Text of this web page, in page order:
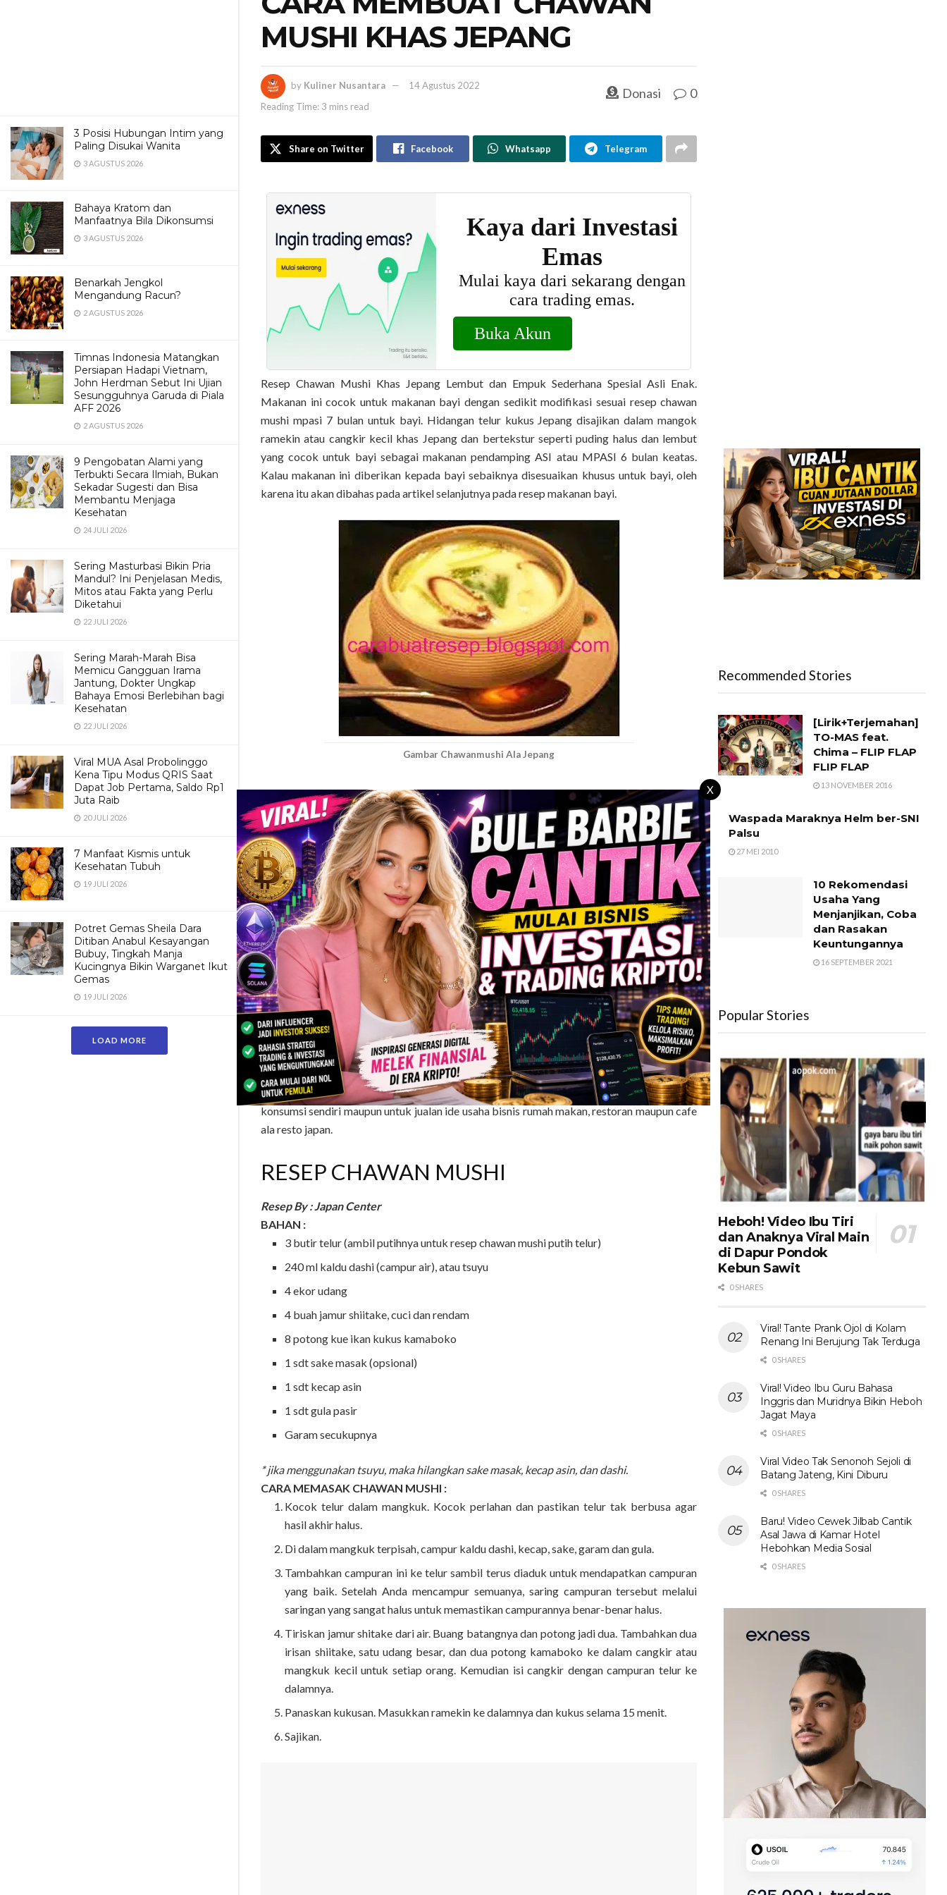
3 Posisi Hubungan Intim yang
Paling Disukai Wanita
3 AGUSTUS 2026
Bahaya Kratom dan
Manfaatnya Bila Dikonsumsi
3 AGUSTUS 2026
Benarkah Jengkol
Mengandung Racun?
2 AGUSTUS 2026
Timnas Indonesia Matangkan
Persiapan Hadapi Vietnam,
John Herdman Sebut Ini Ujian
Sesungguhnya Garuda di Piala
AFF 2026
2 AGUSTUS 2026
9 Pengobatan Alami yang
Terbukti Secara Ilmiah, Bukan
Sekadar Sugesti dan Bisa
Membantu Menjaga
Kesehatan
24 JULI 2026
Sering Masturbasi Bikin Pria
Mandul? Ini Penjelasan Medis,
Mitos atau Fakta yang Perlu
Diketahui
22 JULI 2026
Sering Marah-Marah Bisa
Memicu Gangguan Irama
Jantung, Dokter Ungkap
Bahaya Emosi Berlebihan bagi
Kesehatan
22 JULI 2026
Viral MUA Asal Probolinggo
Kena Tipu Modus QRIS Saat
Dapat Job Pertama, Saldo Rp1
Juta Raib
20 JULI 2026
7 Manfaat Kismis untuk
Kesehatan Tubuh
19 JULI 2026
Potret Gemas Sheila Dara
Ditiban Anabul Kesayangan
Bubuy, Tingkah Manja
Kucingnya Bikin Warganet Ikut
Gemas
19 JULI 2026
LOAD MORE
X
MUSHI KHAS JEPANG
by Kuliner Nusantara
14 Agustus 2022
Reading Time: 3 mins read
Donasi 0
Share on Twitter Facebook Whatsapp Telegram
Resep Chawan Mushi Khas Jepang Lembut dan Empuk Sederhana Spesial Asli Enak.
Makanan ini cocok untuk makanan bayi dengan sedikit modifikasi sesuai resep chawan
mushi mpasi 7 bulan untuk bayi. Hidangan telur kukus Jepang disajikan dalam mangok
ramekin atau cangkir kecil khas Jepang dan bertekstur seperti puding halus dan lembut
yang cocok untuk bayi sebagai makanan pendamping ASI atau MPASI 6 bulan keatas.
Kalau makanan ini diberikan kepada bayi sebaiknya disesuaikan khusus untuk bayi, oleh
karena itu akan dibahas pada artikel selanjutnya pada resep makanan bayi.
Gambar Chawanmushi Ala Jepang
RELATED POSTS
Kuliner Sukabumi – Bubur Ayam Odeon
Kuliner Bojonegoro – Tahu Campur dan Lontong Kikil Cak Adi (Pindahan
Pojok Kantor Pos)
Kuliner Bojonegoro – Warung Kikil Mbah Su
Menurut situs Wikipedia. Chawan mushi atau chawanmushi adalah makanan pembuka
tradisional khas Jepang. Resep chawan mushi tak terlalu sulit untuk dibuat. Hidangan
chawan mushi putih telur disajikan dalam ramekin atau cangkir kecil khas Jepang dan
bertekstur seperti puding halus. Namun, ini adalah hidangan custard telur yang gurih.
Menu masakan ini adalah hidangan custard telur yang gurih. Sebagai isiannya, biasanya
dicampur dengan udang, kue ikan kamaboko, jamur shiitake, dan daun bawang yang sangat
bergizi. Berikut kumpulan rahasia aneka kreasi dan variasi olahan resepi chawan mushi
Sushi Tei Ala Jepang halal sajian sedap istimewa lengkap dengan cara bikin sendiri di rumah
ala rumahan (Homemade), step by step anti gagal yang simple, mudah dan praktis untuk
konsumsi sendiri maupun untuk jualan ide usaha bisnis rumah makan, restoran maupun cafe
ala resto japan.
RESEP CHAWAN MUSHI
Resep By : Japan Center
BAHAN :
3 butir telur (ambil putihnya untuk resep chawan mushi putih telur)
240 ml kaldu dashi (campur air), atau tsuyu
4 ekor udang
4 buah jamur shiitake, cuci dan rendam
8 potong kue ikan kukus kamaboko
1 sdt sake masak (opsional)
1 sdt kecap asin
1 sdt gula pasir
Garam secukupnya
* jika menggunakan tsuyu, maka hilangkan sake masak, kecap asin, dan dashi.
CARA MEMASAK CHAWAN MUSHI :
Kocok telur dalam mangkuk. Kocok perlahan dan pastikan telur tak berbusa agar
hasil akhir halus.
Di dalam mangkuk terpisah, campur kaldu dashi, kecap, sake, garam dan gula.
Tambahkan campuran ini ke telur sambil terus diaduk untuk mendapatkan campuran
yang baik. Setelah Anda mencampur semuanya, saring campuran tersebut melalui
saringan yang sangat halus untuk memastikan campurannya benar-benar halus.
Tiriskan jamur shitake dari air. Buang batangnya dan potong jadi dua. Tambahkan dua
irisan shiitake, satu udang besar, dan dua potong kamaboko ke dalam cangkir atau
mangkuk kecil untuk setiap orang. Kemudian isi cangkir dengan campuran telur ke
dalamnya.
Panaskan kukusan. Masukkan ramekin ke dalamnya dan kukus selama 15 menit.
Sajikan.
Recommended Stories
[Lirik+Terjemahan]
TO-MAS feat.
Chima – FLIP FLAP
FLIP FLAP
13 NOVEMBER 2016
Waspada Maraknya Helm ber-SNI
Palsu
27 MEI 2010
10 Rekomendasi
Usaha Yang
Menjanjikan, Coba
dan Rasakan
Keuntungannya
16 SEPTEMBER 2021
Popular Stories
Heboh! Video Ibu Tiri
dan Anaknya Viral Main
di Dapur Pondok
Kebun Sawit
0 SHARES
Viral! Tante Prank Ojol di Kolam
Renang Ini Berujung Tak Terduga
0 SHARES
Viral! Video Ibu Guru Bahasa
Inggris dan Muridnya Bikin Heboh
Jagat Maya
0 SHARES
Viral Video Tak Senonoh Sejoli di
Batang Jateng, Kini Diburu
0 SHARES
Baru! Video Cewek Jilbab Cantik
Asal Jawa di Kamar Hotel
Hebohkan Media Sosial
0 SHARES